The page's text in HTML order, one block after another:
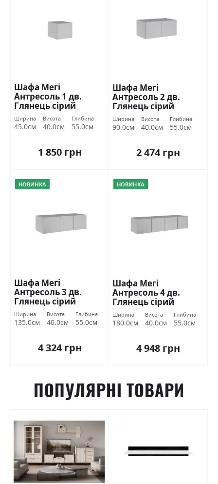
Шафа Мегі
Антресоль 1 дв.
Глянець сірий
шиншила Міромарк
Ширина
45.0см
Висота
40.0см
Глибина
55.0см
1 850 грн
Шафа Мегі
Антресоль 2 дв.
Глянець сірий
шиншила Міромарк
Ширина
90.0см
Висота
40.0см
Глибина
55.0см
2 474 грн
НОВИНКА
Шафа Мегі
Антресоль 3 дв.
Глянець сірий
шиншила Міромарк
Ширина
135.0см
Висота
40.0см
Глибина
55.0см
4 324 грн
НОВИНКА
Шафа Мегі
Антресоль 4 дв.
Глянець сірий
шиншила Міромарк
Ширина
180.0см
Висота
40.0см
Глибина
55.0см
4 948 грн
ПОПУЛЯРНІ ТОВАРИ